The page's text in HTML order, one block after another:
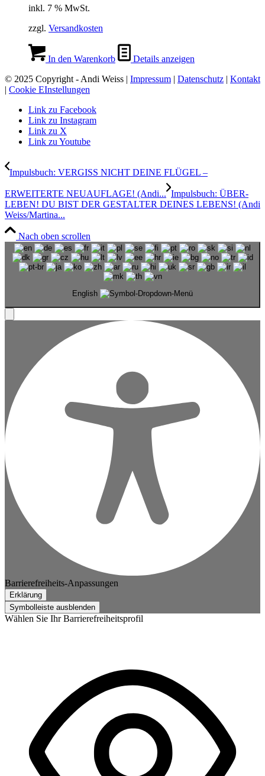
inkl. 7 % MwSt.
zzgl. Versandkosten
In den Warenkorb
Details anzeigen
© 2025 Copyright - Andi Weiss | Impressum | Datenschutz | Kontakt
| Cookie EInstellungen
Link zu Facebook
Link zu Instagram
Link zu X
Link zu Youtube
Impulsbuch: VERGISS NICHT DEINE FLÜGEL –
ERWEITERTE NEUAUFLAGE! (Andi... Impulsbuch: ÜBER-
LEBEN! DU BIST DER GESTALTER DEINES LEBENS! (Andi
Weiss/Martina...
Nach oben scrollen
English
Barrierefreiheits-Anpassungen
Erklärung
Symbolleiste ausblenden
Wählen Sie Ihr Barrierefreiheitsprofil